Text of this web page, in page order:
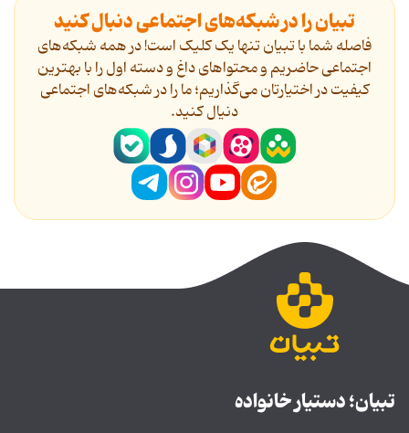
تبیان را در شبکه‌های اجتماعی دنبال کنید
فاصله شما با تبیان تنها یک کلیک است! در همه شبکه‌های
اجتماعی حاضریم و محتواهای داغ و دسته اول را با بهترین
کیفیت در اختیارتان می‌گذاریم؛ ما را در شبکه‌های اجتماعی
دنیال کنید.
تبیان؛ دستیار خانواده